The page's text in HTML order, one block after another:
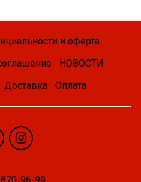
и оферта
НОВОСТИ
Доставка Оплата